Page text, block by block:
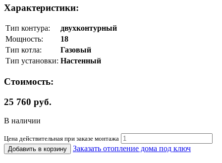
Характеристики:
Тип контура:
двухконтурный
Мощность:
18
Тип котла:
Газовый
Тип установки: Настенный
Стоимость:
25 760 руб.
В наличии
Цена действительная при заказе монтажа
Добавить в корзину
Заказать отопление дома под ключ